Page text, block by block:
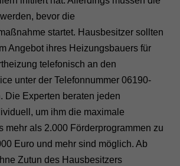
bevor die
startet. Hausbesitzer sollten
Angebot ihres Heizungsbauers für
telefonisch an den
unter der Telefonnummer 06190-
Die Experten beraten jeden
um ihm die maximale
mehr als 2.000 Förderprogrammen zu
Euro und mehr sind möglich. Ab
Zutun des Hausbesitzers